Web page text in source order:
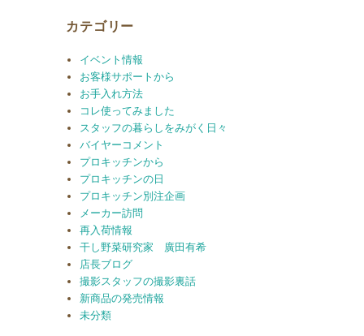
カテゴリー
イベント情報
お客様サポートから
お手入れ方法
コレ使ってみました
スタッフの暮らしをみがく日々
バイヤーコメント
プロキッチンから
プロキッチンの日
プロキッチン別注企画
メーカー訪問
再入荷情報
干し野菜研究家 廣田有希
店長ブログ
撮影スタッフの撮影裏話
新商品の発売情報
未分類